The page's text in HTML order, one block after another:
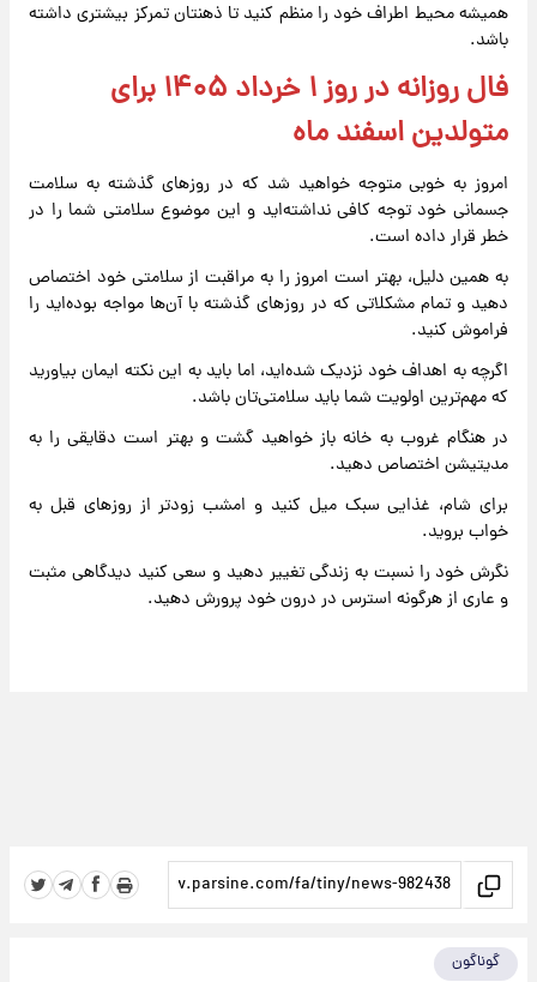
همیشه محیط اطراف خود را منظم کنید تا ذهنتان تمرکز بیشتری داشته
باشد.
فال روزانه در روز ۱ خرداد ۱۴۰۵ برای
متولدین اسفند ماه
امروز به خوبی متوجه خواهید شد که در روزهای گذشته به سلامت
جسمانی خود توجه کافی نداشته‌اید و این موضوع سلامتی شما را در
خطر قرار داده است.
به همین دلیل، بهتر است امروز را به مراقبت از سلامتی خود اختصاص
دهید و تمام مشکلاتی که در روزهای گذشته با آن‌ها مواجه بوده‌اید را
فراموش کنید.
اگرچه به اهداف خود نزدیک شده‌اید، اما باید به این نکته ایمان بیاورید
که مهم‌ترین اولویت شما باید سلامتی‌تان باشد.
در هنگام غروب به خانه باز خواهید گشت و بهتر است دقایقی را به
مدیتیشن اختصاص دهید.
برای شام، غذایی سبک میل کنید و امشب زودتر از روزهای قبل به
خواب بروید.
نگرش خود را نسبت به زندگی تغییر دهید و سعی کنید دیدگاهی مثبت
و عاری از هرگونه استرس در درون خود پرورش دهید.
گوناگون